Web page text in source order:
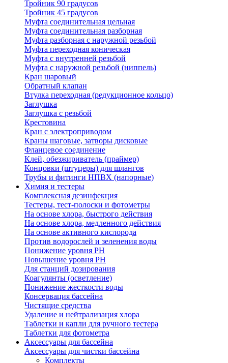
Тройник 90 градусов
Тройник 45 градусов
Муфта соединительная цельная
Муфта соединительная разборная
Муфта разборная с наружной резьбой
Муфта переходная коническая
Муфта с внутренней резьбой
Муфта с наружной резьбой (ниппель)
Кран шаровый
Обратный клапан
Втулка переходная (редукционное кольцо)
Заглушка
Заглушка с резьбой
Крестовина
Кран с электроприводом
Краны шаговые, затворы дисковые
Фланцевое соединение
Клей, обезжириватель (праймер)
Концовки (штуцеры) для шлангов
Трубы и фитинги НПВХ (напорные)
Химия и тестеры
Комплексная дезинфекция
Тестеры, тест-полоски и фотометры
На основе хлора, быстрого действия
На основе хлора, медленного действия
На основе активного кислорода
Против водорослей и зеленения воды
Понижение уровня РН
Повышение уровня РН
Для станций дозирования
Коагулянты (осветление)
Понижение жесткости воды
Консервация бассейна
Чистящие средства
Удаление и нейтрализация хлора
Таблетки и капли для ручного тестера
Таблетки для фотометра
Аксессуары для бассейна
Аксессуары для чистки бассейна
Комплекты